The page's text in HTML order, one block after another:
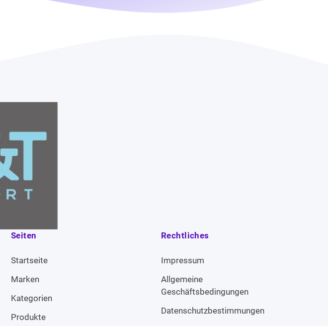
Seiten
Startseite
Marken
Kategorien
Produkte
Rechtliches
Impressum
Allgemeine
Geschäftsbedingungen
Datenschutzbestimmungen